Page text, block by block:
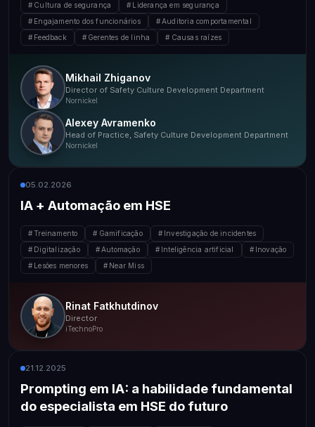
Cultura de segurança
Liderança em segurança
Engajamento dos funcionários
Auditoria comportamental
Feedback
Gerentes de linha Causas raízes
Mikhail Zhiganov
Director of Safety Culture Development Department
Nornickel
Alexey Avramenko
Head of Practice, Safety Culture Development Department
Nornickel
05.02.2026
IA + Automação em HSE
Treinamento Gamificação
Investigação de incidentes
Digitalização
Automação Inteligência artificial
Inovação
Lesões menores
Near Miss
Rinat Fatkhutdinov
Director
iTechnoPro
21.12.2025
Prompting em IA: a habilidade fundamental
do especialista em HSE do futuro